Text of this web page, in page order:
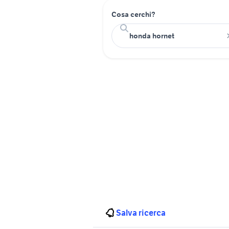
Cosa cerchi?
Salva ricerca